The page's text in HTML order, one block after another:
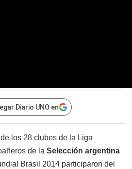
Diario UNO en
los 28 clubes de la Liga
de la Selección argentina
Brasil 2014 participaron del